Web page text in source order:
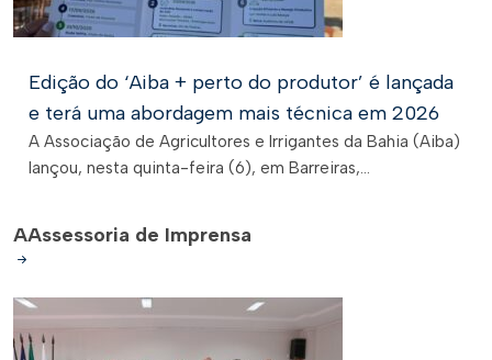
Edição do ‘Aiba + perto do produtor’ é lançada
e terá uma abordagem mais técnica em 2026
A Associação de Agricultores e Irrigantes da Bahia (Aiba)
lançou, nesta quinta-feira (6), em Barreiras,...
AAssessoria de Imprensa